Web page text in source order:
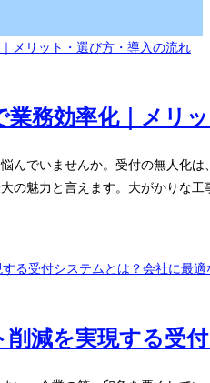
業務効率化｜メリ
んでいませんか。受付の無人化
の魅力と言えます。大がかりな
削減を実現する受